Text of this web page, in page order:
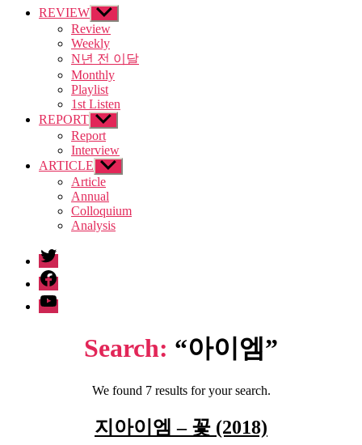
REVIEW Show
sub
menu
Review
Weekly
N년 전 이달
Monthly
Playlist
1st Listen
REPORT Show
sub
menu
Report
Interview
ARTICLE Show
sub
menu
Article
Annual
Colloquium
Analysis
twitter
facebook
Youtube
Search: “아이엠”
We found 7 results for your search.
지아이엠 – 꽃 (2018)